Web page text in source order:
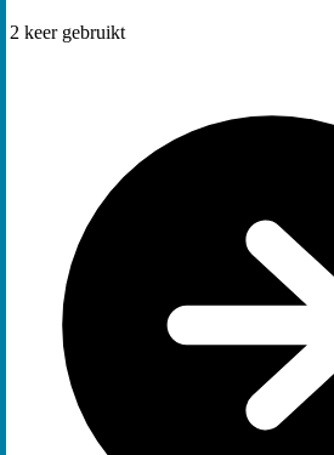
2 keer gebruikt